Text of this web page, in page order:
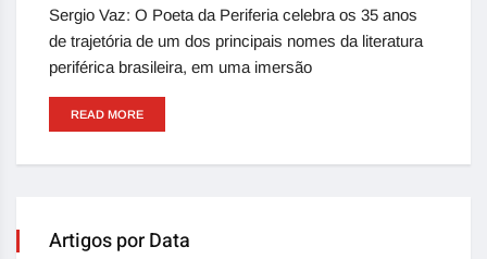
Sergio Vaz: O Poeta da Periferia celebra os 35 anos
de trajetória de um dos principais nomes da literatura
periférica brasileira, em uma imersão
READ MORE
Artigos por Data